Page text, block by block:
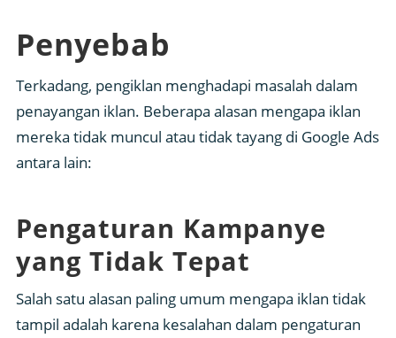
Penyebab
Terkadang, pengiklan menghadapi masalah dalam
penayangan iklan. Beberapa alasan mengapa iklan
mereka tidak muncul atau tidak tayang di Google Ads
antara lain:
Pengaturan Kampanye
yang Tidak Tepat
Salah satu alasan paling umum mengapa iklan tidak
tampil adalah karena kesalahan dalam pengaturan